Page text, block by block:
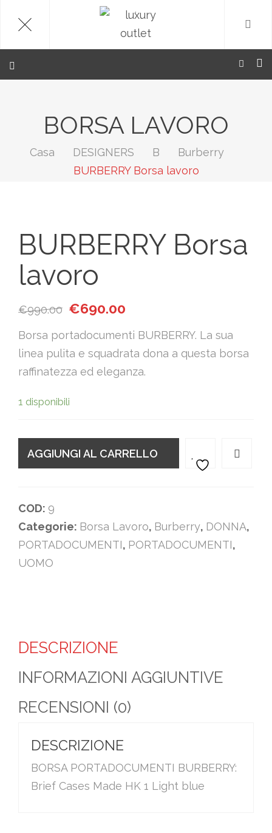
.
BORSA LAVORO
Casa DESIGNERS B
Burberry
BURBERRY Borsa lavoro
BURBERRY Borsa
lavoro
€990.00 Il prezzo originale era: €990.00.
€690.00
Borsa portadocumenti BURBERRY. La sua
linea pulita e squadrata dona a questa borsa
raffinatezza ed eleganza.
1 disponibili
AGGIUNGI AL CARRELLO
COD: 9
Categorie: Borsa Lavoro, Burberry, DONNA,
PORTADOCUMENTI, PORTADOCUMENTI,
UOMO
DESCRIZIONE
INFORMAZIONI AGGIUNTIVE
RECENSIONI (0)
DESCRIZIONE
BORSA PORTADOCUMENTI BURBERRY:
Brief Cases Made HK 1 Light blue